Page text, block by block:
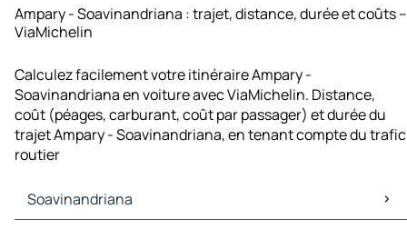
Ampary - Soavinandriana : trajet, distance, durée et coûts –
ViaMichelin
Calculez facilement votre itinéraire Ampary -
Soavinandriana en voiture avec ViaMichelin. Distance,
coût (péages, carburant, coût par passager) et durée du
trajet Ampary - Soavinandriana, en tenant compte du trafic
routier
Soavinandriana